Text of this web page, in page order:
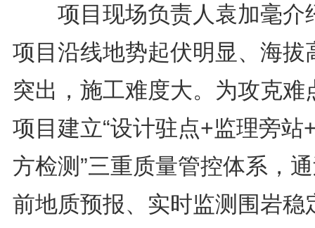
项目现场负责人袁加毫介
项目沿线地势起伏明显、海拔
突出，施工难度大。为攻克难
项目建立“设计驻点+监理旁站
方检测”三重质量管控体系，
前地质预报、实时监测围岩稳